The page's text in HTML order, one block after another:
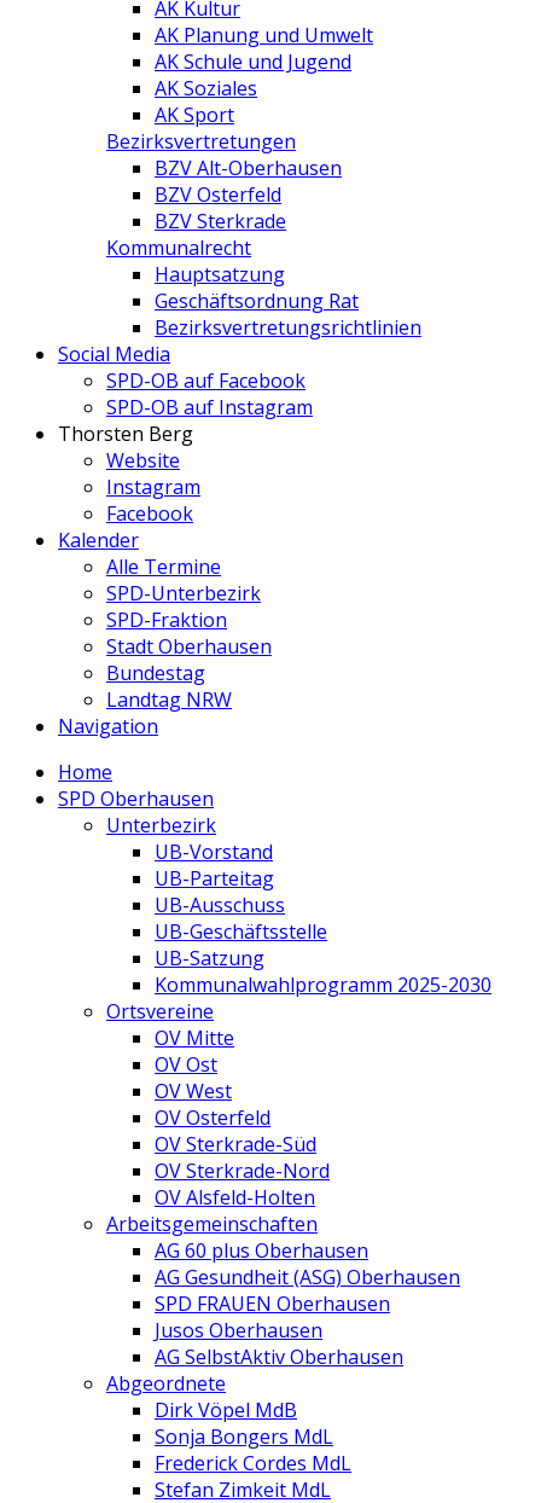
AK Kultur
AK Planung und Umwelt
AK Schule und Jugend
AK Soziales
AK Sport
Bezirksvertretungen
BZV Alt-Oberhausen
BZV Osterfeld
BZV Sterkrade
Kommunalrecht
Hauptsatzung
Geschäftsordnung Rat
Bezirksvertretungs­richtlinien
Social Media
SPD-OB auf Facebook
SPD-OB auf Instagram
Thorsten Berg
Website
Instagram
Facebook
Kalender
Alle Termine
SPD-Unterbezirk
SPD-Fraktion
Stadt Oberhausen
Bundestag
Landtag NRW
Navigation
Home
SPD Oberhausen
Unterbezirk
UB-Vorstand
UB-Parteitag
UB-Ausschuss
UB-Geschäftsstelle
UB-Satzung
Kommunalwahlprogramm 2025-2030
Ortsvereine
OV Mitte
OV Ost
OV West
OV Osterfeld
OV Sterkrade-Süd
OV Sterkrade-Nord
OV Alsfeld-Holten
Arbeitsgemeinschaften
AG 60 plus Oberhausen
AG Gesundheit (ASG) Oberhausen
SPD FRAUEN Oberhausen
Jusos Oberhausen
AG SelbstAktiv Oberhausen
Abgeordnete
Dirk Vöpel MdB
Sonja Bongers MdL
Frederick Cordes MdL
Stefan Zimkeit MdL